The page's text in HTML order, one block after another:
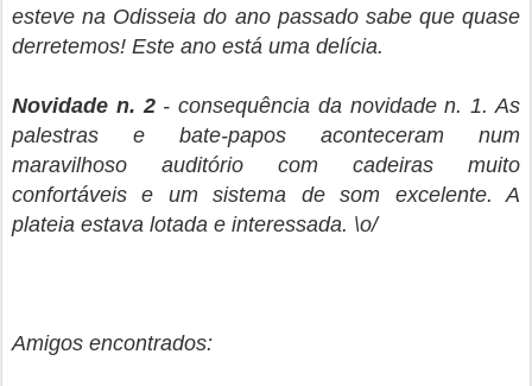
esteve na Odisseia do ano passado sabe que quase
derretemos! Este ano está uma delícia.
Novidade n. 2- consequência da novidade n. 1. As
palestras e bate-papos aconteceram num
maravilhoso auditório com cadeiras muito
confortáveis e um sistema de som excelente. A
plateia estava lotada e interessada. \o/
Amigos encontrados: